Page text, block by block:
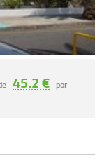
45.2 € por